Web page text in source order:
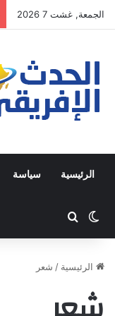
الجمعة, غشت 7 2026
الرئيسية سياسة
Switch skin
الرئيسية / شعر